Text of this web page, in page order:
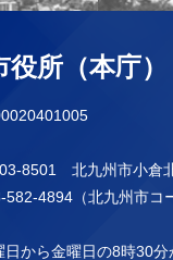
所（本庁）
8501 北九州市小倉
582-4894（北九州市コ
日から金曜日の8時30